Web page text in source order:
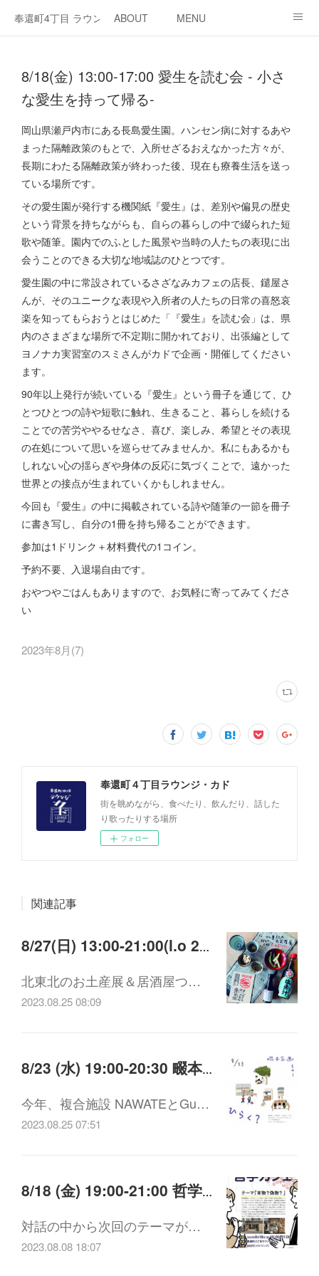
奉還町4丁目 ラウンジ・カド
ABOUT MENU
8/18(金) 13:00-17:00 愛生を読む会 - 小さ
な愛生を持って帰る-
岡山県瀬戸内市にある長島愛生園。ハンセン病に対するあや
まった隔離政策のもとで、入所せざるおえなかった方々が、
長期にわたる隔離政策が終わった後、現在も療養生活を送っ
ている場所です。
その愛生園が発行する機関紙『愛生』は、差別や偏見の歴史
という背景を持ちながらも、自らの暮らしの中で綴られた短
歌や随筆。園内でのふとした風景や当時の人たちの表現に出
会うことのできる大切な地域誌のひとつです。
愛生園の中に常設されているさざなみカフェの店長、鑓屋さ
んが、そのユニークな表現や入所者の人たちの日常の喜怒哀
楽を知ってもらおうとはじめた「『愛生』を読む会」は、県
内のさまざまな場所で不定期に開かれており、出張編として
ヨノナカ実習室のスミさんがカドで企画・開催してください
ます。
90年以上発行が続いている『愛生』という冊子を通じて、ひ
とつひとつの詩や短歌に触れ、生きること、暮らしを続ける
ことでの苦労ややるせなさ、喜び、楽しみ、希望とその表現
の在処について思いを巡らせてみませんか。私にもあるかも
しれない心の揺らぎや身体の反応に気づくことで、遠かった
世界との接点が生まれていくかもしれません。
今回も『愛生』の中に掲載されている詩や随筆の一節を冊子
に書き写し、自分の1冊を持ち帰ることができます。
参加は1ドリンク＋材料費代の1コイン。
予約不要、入退場自由です。
おやつやごはんもありますので、お気軽に寄ってみてくださ
い
2023年8月(7)
奉還町４丁目ラウンジ・カド
街を眺めながら、食べたり、飲んだり、話した
り歌ったりする場所
フォロー
関連記事
8/27(日) 13:00-21:00(l.o 20:00) 北東北のお土産展＆居酒屋つがるっこ🏮
北東北のお土産展＆居酒屋つ…
2023.08.25 08:09
8/23 (水) 19:00-20:30 畷本企画 vol.1 「ひらく？」
今年、複合施設 NAWATEとGu…
2023.08.25 07:51
8/18 (金) 19:00-21:00 哲学カフェvol.4 「本物？偽物？」
対話の中から次回のテーマが…
2023.08.08 18:07